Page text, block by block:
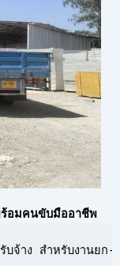
ร้อมคนขับมืออาชีพ
จ้าง สำหรับงานยก